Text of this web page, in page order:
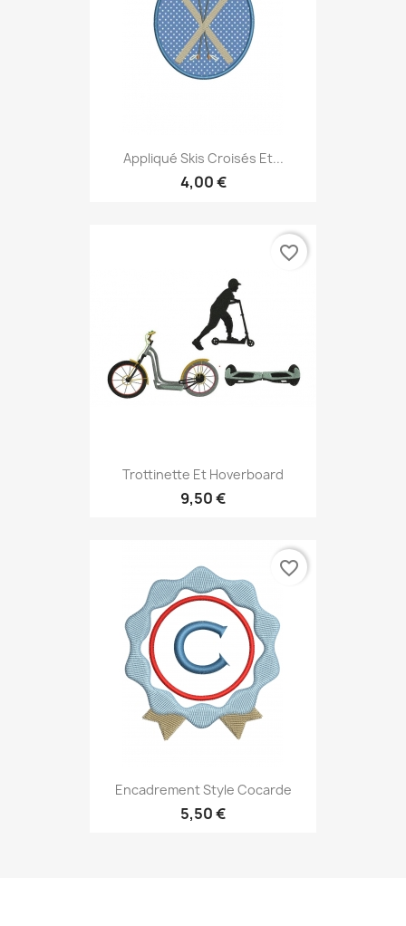
Appliqué Skis Croisés Et...
4,00 €
Trottinette Et Hoverboard
9,50 €
favorite_border
Encadrement Style Cocarde
5,50 €
favorite_border